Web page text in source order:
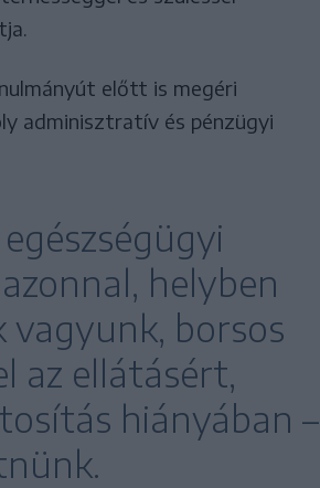
előtt is megéri
adminisztratív és pénzügyi
helyben
borsos
az ellátásért,
hiányában –